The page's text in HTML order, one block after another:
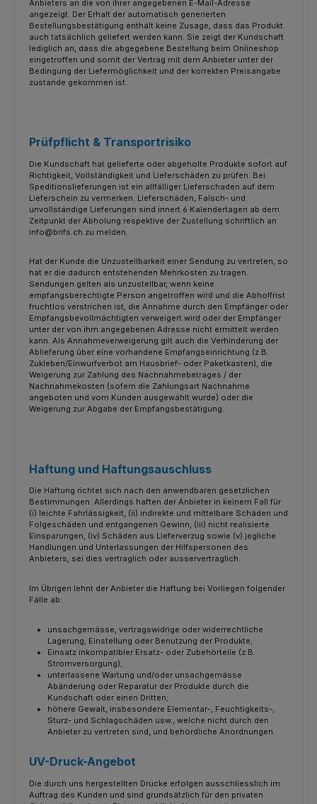
Anbieters an die von ihrer angegebenen E-Mail-Adresse
angezeigt. Der Erhalt der automatisch generierten
Bestellungsbestätigung enthält keine Zusage, dass das Produkt
auch tatsächlich geliefert werden kann. Sie zeigt der Kundschaft
lediglich an, dass die abgegebene Bestellung beim Onlineshop
eingetroffen und somit der Vertrag mit dem Anbieter unter der
Bedingung der Liefermöglichkeit und der korrekten Preisangabe
zustande gekommen ist.
Prüfpflicht & Transportrisiko
Die Kundschaft hat gelieferte oder abgeholte Produkte sofort auf
Richtigkeit, Vollständigkeit und Lieferschäden zu prüfen. Bei
Speditionslieferungen ist ein allfälliger Lieferschaden auf dem
Lieferschein zu vermerken. Lieferschäden, Falsch- und
unvollständige Lieferungen sind innert 6 Kalendertagen ab dem
Zeitpunkt der Abholung respektive der Zustellung schriftlich an
info@brifs.ch zu melden.
Hat der Kunde die Unzustellbarkeit einer Sendung zu vertreten, so
hat er die dadurch entstehenden Mehrkosten zu tragen.
Sendungen gelten als unzustellbar, wenn keine
empfangsberechtigte Person angetroffen wird und die Abholfrist
fruchtlos verstrichen ist, die Annahme durch den Empfänger oder
Empfangsbevollmächtigten verweigert wird oder der Empfänger
unter der von ihm angegebenen Adresse nicht ermittelt werden
kann. Als Annahmeverweigerung gilt auch die Verhinderung der
Ablieferung über eine vorhandene Empfangseinrichtung (z.B.
Zukleben/Einwurfverbot am Hausbrief- oder Paketkasten), die
Weigerung zur Zahlung des Nachnahmebetrages / der
Nachnahmekosten (sofern die Zahlungsart Nachnahme
angeboten und vom Kunden ausgewählt wurde) oder die
Weigerung zur Abgabe der Empfangsbestätigung.
Haftung und Haftungsauschluss
Die Haftung richtet sich nach den anwendbaren gesetzlichen
Bestimmungen. Allerdings haften der Anbieter in keinem Fall für
(i) leichte Fahrlässigkeit, (ii) indirekte und mittelbare Schäden und
Folgeschäden und entgangenen Gewinn, (iii) nicht realisierte
Einsparungen, (iv) Schäden aus Lieferverzug sowie (v) jegliche
Handlungen und Unterlassungen der Hilfspersonen des
Anbieters, sei dies vertraglich oder ausservertraglich.
Im Übrigen lehnt der Anbieter die Haftung bei Vorliegen folgender
Fälle ab:
unsachgemässe, vertragswidrige oder widerrechtliche
Lagerung, Einstellung oder Benutzung der Produkte;
Einsatz inkompatibler Ersatz- oder Zubehörteile (z.B.
Stromversorgung);
unterlassene Wartung und/oder unsachgemässe
Abänderung oder Reparatur der Produkte durch die
Kundschaft oder einen Dritten;
höhere Gewalt, insbesondere Elementar-, Feuchtigkeits-,
Sturz- und Schlagschäden usw., welche nicht durch den
Anbieter zu vertreten sind, und behördliche Anordnungen.
UV-Druck-Angebot
Die durch uns hergestellten Drucke erfolgen ausschliesslich im
Auftrag des Kunden und sind grundsätzlich für den privaten